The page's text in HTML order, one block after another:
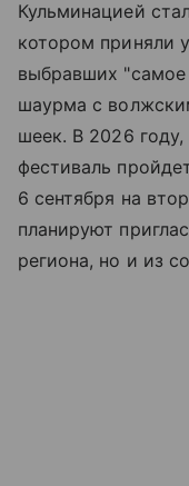
Кульминацией
котором приняли
выбравших
шаурма с
шеек. В 2026
фестиваль
6 сентября на
планируют
региона, но и из